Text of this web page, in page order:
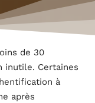
de 30
inutile. Certaines
à
après